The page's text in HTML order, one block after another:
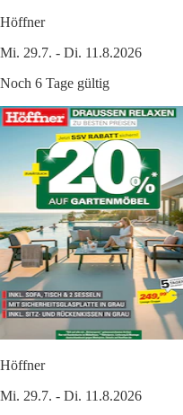
Höffner
Mi. 29.7. - Di. 11.8.2026
Noch 6 Tage gültig
Höffner
Mi. 29.7. - Di. 11.8.2026